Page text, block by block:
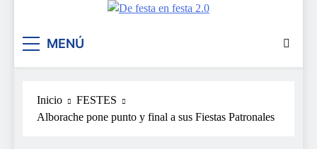
MENÚ
Inicio
FESTES
Alborache pone punto y final a sus Fiestas Patronales